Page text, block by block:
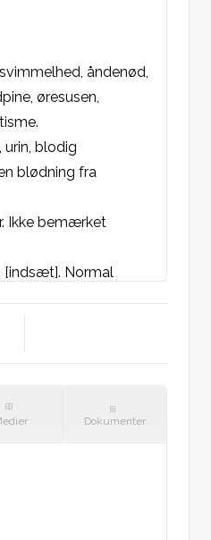
åndenød,
øresusen,
urin, blodig
blødning fra
Ikke bemærket
[indsæt]. Normal
[dage], mængde
ml].
Dokumenter